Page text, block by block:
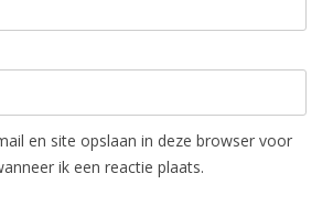
en site opslaan in deze browser voor
ik een reactie plaats.